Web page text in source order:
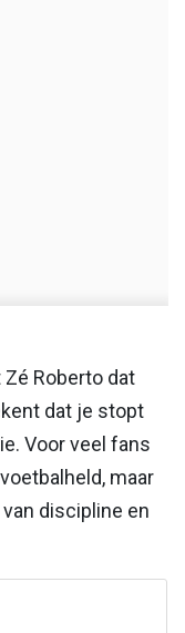
Roberto dat
dat je stopt
Voor veel fans
maar
discipline en